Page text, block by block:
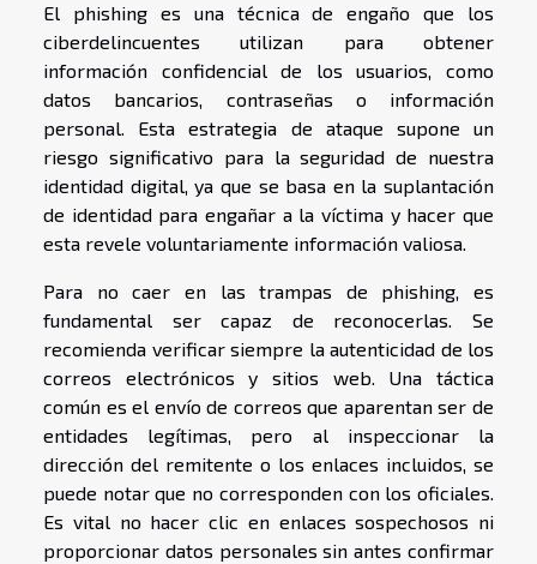
El phishing es una técnica de engaño que los
ciberdelincuentes utilizan para obtener
información confidencial de los usuarios, como
datos bancarios, contraseñas o información
personal. Esta estrategia de ataque supone un
riesgo significativo para la seguridad de nuestra
identidad digital, ya que se basa en la suplantación
de identidad para engañar a la víctima y hacer que
esta revele voluntariamente información valiosa.
Para no caer en las trampas de phishing, es
fundamental ser capaz de reconocerlas. Se
recomienda verificar siempre la autenticidad de los
correos electrónicos y sitios web. Una táctica
común es el envío de correos que aparentan ser de
entidades legítimas, pero al inspeccionar la
dirección del remitente o los enlaces incluidos, se
puede notar que no corresponden con los oficiales.
Es vital no hacer clic en enlaces sospechosos ni
proporcionar datos personales sin antes confirmar